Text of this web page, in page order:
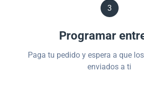
3
Programar
Paga tu pedido y espera a que
enviados a ti